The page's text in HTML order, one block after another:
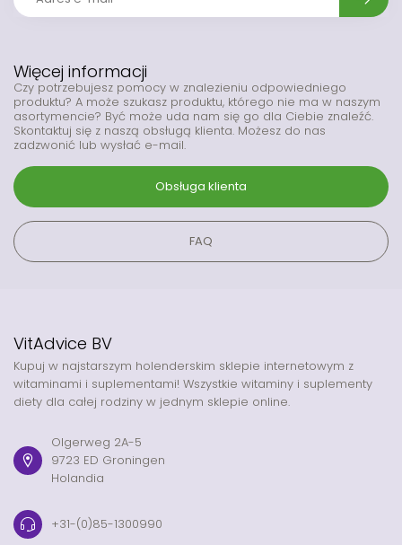
Więcej informacji
Czy potrzebujesz pomocy w znalezieniu odpowiedniego
produktu? A może szukasz produktu, którego nie ma w naszym
asortymencie? Być może uda nam się go dla Ciebie znaleźć.
Skontaktuj się z naszą obsługą klienta. Możesz do nas
zadzwonić lub wysłać e-mail.
Obsługa klienta
FAQ
VitAdvice BV
Kupuj w najstarszym holenderskim sklepie internetowym z
witaminami i suplementami! Wszystkie witaminy i suplementy
diety dla całej rodziny w jednym sklepie online.
Olgerweg 2A-5
9723 ED Groningen
Holandia
+31-(0)85-1300990